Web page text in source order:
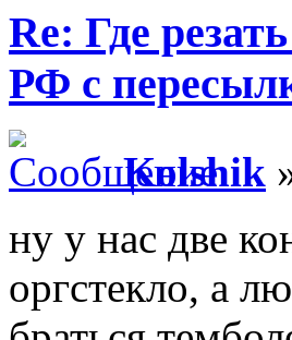
Re: Где
РФ с
Kolshik
ну у нас две
оргстекло, а